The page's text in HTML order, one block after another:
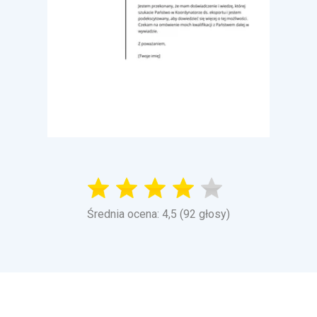
Średnia ocena: 4,5 (92 głosy)